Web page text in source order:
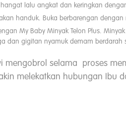
lalu angkat dan keringkan
handuk. Buka berbarengan
My Baby Minyak Telon Plus.
dan gigitan nyamuk demam berdarah
mengobrol selama proses
melekatkan hubungan Ibu